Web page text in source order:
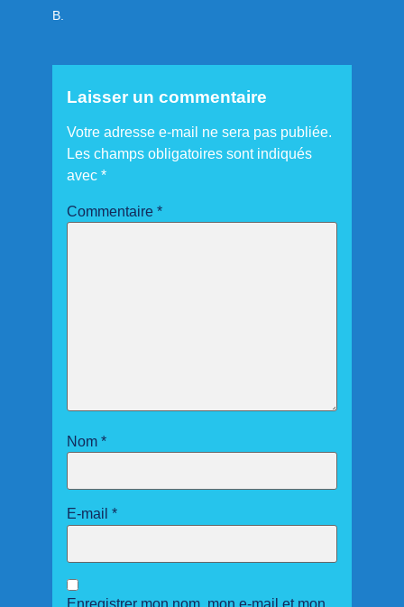
B.
Laisser un commentaire
Votre adresse e-mail ne sera pas publiée.
Les champs obligatoires sont indiqués
avec *
Commentaire *
Nom *
E-mail *
Enregistrer mon nom, mon e-mail et mon